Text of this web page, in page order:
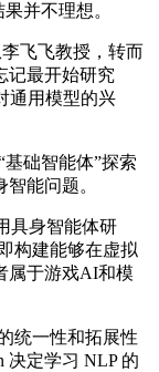
并不理想。
飞飞教授，转而
记最开始研究
通用模型的兴
础智能体”探索
能问题。
具身智能体研
构建能够在虚拟
属于游戏AI和模
统一性和拓展性
决定学习 NLP 的